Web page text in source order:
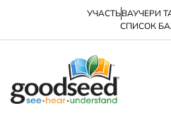
УЧАСТЬВАУЧЕРИ
СПИСОК